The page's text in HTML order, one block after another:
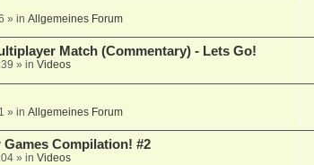
» in Allgemeines Forum
Match (Commentary) - Lets Go!
» in Videos
» in Allgemeines Forum
Compilation! #2
» in Videos